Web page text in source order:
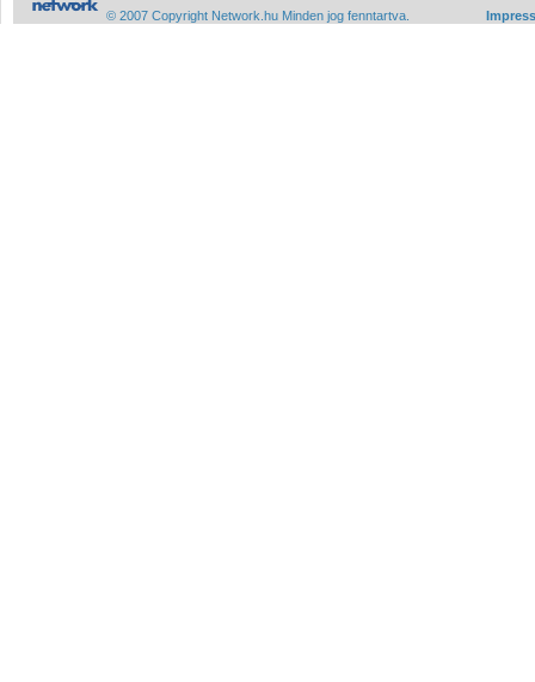
© 2007 Copyright Network.hu Minden jog fenntartva.